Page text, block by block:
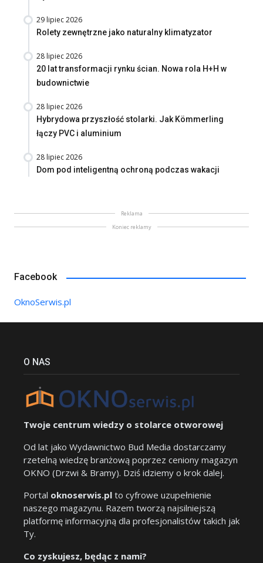
29 lipiec 2026
Rolety zewnętrzne jako naturalny klimatyzator
28 lipiec 2026
20 lat transformacji rynku ścian. Nowa rola H+H w
budownictwie
28 lipiec 2026
Hybrydowa przyszłość stolarki. Jak Kömmerling
łączy PVC i aluminium
28 lipiec 2026
Dom pod inteligentną ochroną podczas wakacji
Reklama
Koniec reklamy
Facebook
OknoSerwis.pl
O NAS
Twoje centrum wiedzy o stolarce otworowej
Od lat jako Wydawnictwo Bud Media dostarczamy
rzetelną wiedzę branżową poprzez ceniony magazyn
OKNO (Drzwi & Bramy). Dziś idziemy o krok dalej.
Portal oknoserwis.pl to cyfrowe uzupełnienie
naszego magazynu. Razem tworzą najsilniejszą
platformę informacyjną dla profesjonalistów takich jak
Ty.
Co zyskujesz, będąc z nami?